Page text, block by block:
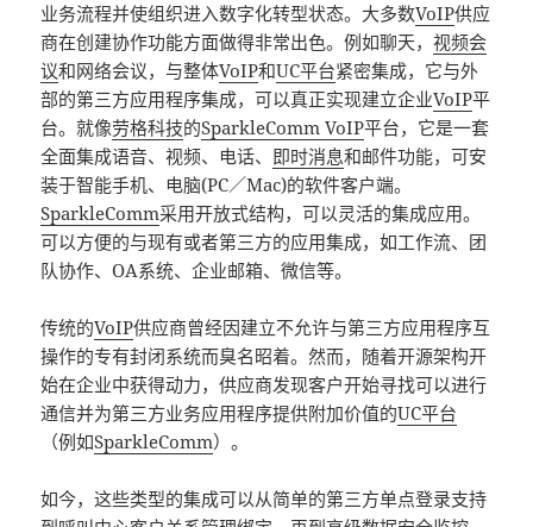
业务流程并使组织进入数字化转型状态。大多数VoIP供应
商在创建协作功能方面做得非常出色。例如聊天，视频会
议和网络会议，与整体VoIP和UC平台紧密集成，它与外
部的第三方应用程序集成，可以真正实现建立企业VoIP平
台。就像劳格科技的SparkleComm VoIP平台，它是一套
全面集成语音、视频、电话、 即时消息和邮件功能，可安
装于智能手机、电脑(PC／Mac)的软件客户端。
SparkleComm采用开放式结构，可以灵活的集成应用。
可以方便的与现有或者第三方的应用集成，如工作流、团
队协作、OA系统、企业邮箱、微信等。
传统的VoIP供应商曾经因建立不允许与第三方应用程序互
操作的专有封闭系统而臭名昭着。然而，随着开源架构开
始在企业中获得动力，供应商发现客户开始寻找可以进行
通信并为第三方业务应用程序提供附加价值的UC平台
（例如SparkleComm）。
如今，这些类型的集成可以从简单的第三方单点登录支持